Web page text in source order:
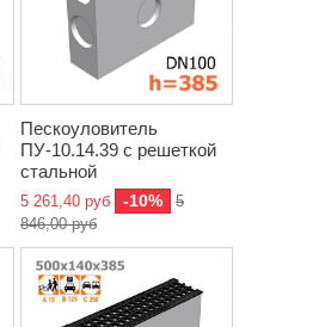
Пескоуловитель
ПУ-10.14.39 с решеткой
стальной
5 261,40 руб -10%
5
846,00 руб